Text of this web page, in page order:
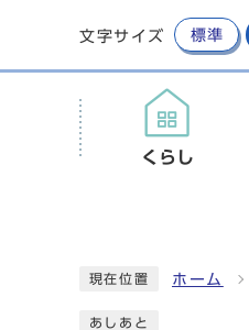
文字サイズ 標準
くらし
現在位置 ホーム
あしあと